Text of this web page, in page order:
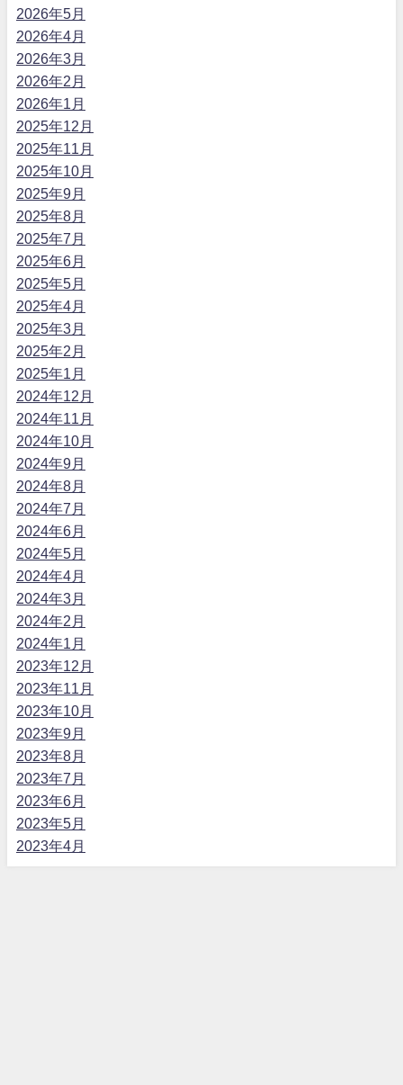
2026年5月
2026年4月
2026年3月
2026年2月
2026年1月
2025年12月
2025年11月
2025年10月
2025年9月
2025年8月
2025年7月
2025年6月
2025年5月
2025年4月
2025年3月
2025年2月
2025年1月
2024年12月
2024年11月
2024年10月
2024年9月
2024年8月
2024年7月
2024年6月
2024年5月
2024年4月
2024年3月
2024年2月
2024年1月
2023年12月
2023年11月
2023年10月
2023年9月
2023年8月
2023年7月
2023年6月
2023年5月
2023年4月